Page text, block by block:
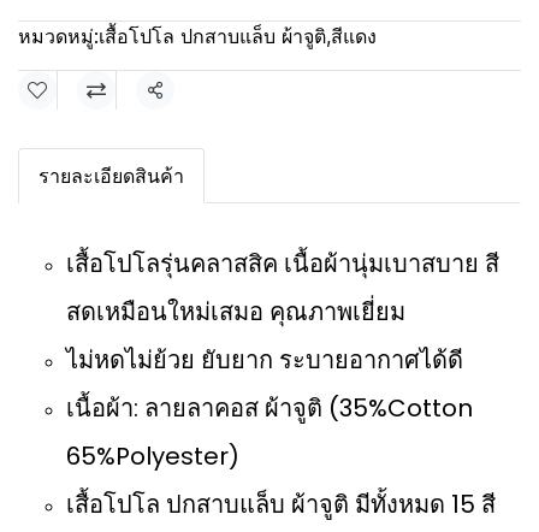
หมวดหมู่:เสื้อโปโล ปกสาบแล็บ ผ้าจูติ,สีแดง
แชร์
รายละเอียดสินค้า
เสื้อโปโลรุ่นคลาสสิค เนื้อผ้านุ่มเบาสบาย สี
สดเหมือนใหม่เสมอ คุณภาพเยี่ยม
ไม่หดไม่ย้วย ยับยาก ระบายอากาศได้ดี
เนื้อผ้า: ลายลาคอส ผ้าจูติ (35%Cotton
65%Polyester)
เสื้อโปโล ปกสาบแล็บ ผ้าจูติ มีทั้งหมด 15 สี